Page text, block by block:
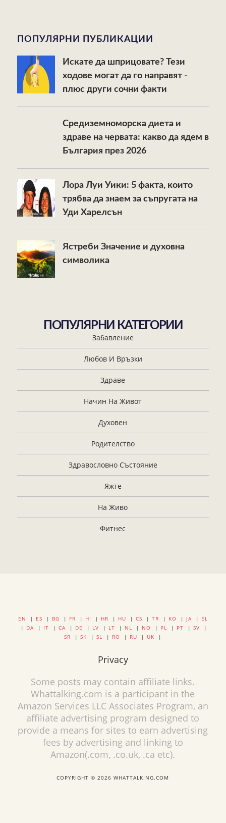
ПОПУЛЯРНИ ПУБЛИКАЦИИ
Искате да шприцовате? Тези
ходове могат да го направят -
плюс други сочни факти
Средиземноморска диета и
здраве на червата: какво да ядем в
България през 2026
Лора Луи Уики: 5 факта, които
трябва да знаем за съпругата на
Уди Харелсън
Ястреби Значение и духовна
символика
ПОПУЛЯРНИ КАТЕГОРИИ
Забавление
Любов И Връзки
Здраве
Начин На Живот
Духовен
Родителство
Здравословно Състояние
Яжте
На Живо
Фитнес
EN | ES | BG | FR | HI | HR | HU | CS | TR | KO | JA | EL
| DA | IT | CA | DE | LV | LT | NL | NO | PL | PT | SV |
SR | SK | SL | RO | RU | UK |
Privacy
Some posts may contain affiliate links.
Whattalking.com is a participant in the
Amazon Services LLC Associates Program, an
affiliate advertising program designed to
provide a means for sites to earn advertising
fees by advertising and linking to
Amazon(.com, .co.uk, .ca etc).
COPYRIGHT © 2026 WHATTALKING.COM